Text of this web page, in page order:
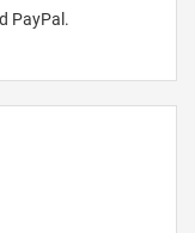
PayPal.